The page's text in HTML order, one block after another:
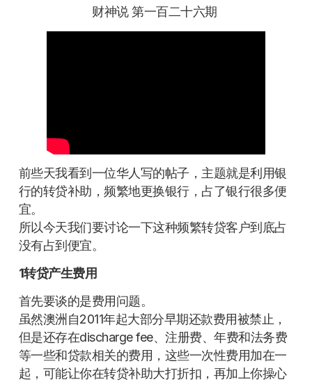
财神说 第一百二十六期
前些天我看到一位华人写的帖子，主题就是利用银
行的转贷补助，频繁地更换银行，占了银行很多便
宜。
所以今天我们要讨论一下这种频繁转贷客户到底占
没有占到便宜。
1转贷产生费用
首先要谈的是费用问题。
虽然澳洲自2011年起大部分早期还款费用被禁止，
但是还存在discharge fee、注册费、年费和法务费
等一些和贷款相关的费用，这些一次性费用加在一
起，可能让你在转贷补助大打折扣，再加上你操心